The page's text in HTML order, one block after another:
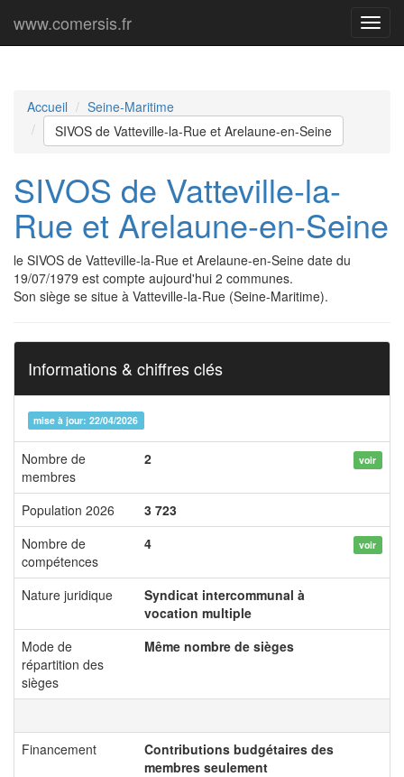
Menu
www.comersis.fr
Accueil
Seine-Maritime
SIVOS de Vatteville-la-Rue et Arelaune-en-Seine
SIVOS de Vatteville-la-
Rue et Arelaune-en-Seine
le SIVOS de Vatteville-la-Rue et Arelaune-en-Seine date du
19/07/1979 est compte aujourd'hui 2 communes.
Son siège se situe à Vatteville-la-Rue (Seine-Maritime).
Informations & chiffres clés
mise à jour: 22/04/2026
Nombre de
membres
2 voir
Population 2026
3 723
Nombre de
compétences
4 voir
Nature juridique
Syndicat intercommunal à
vocation multiple
Mode de
répartition des
sièges
Même nombre de sièges
Financement
Contributions budgétaires des
membres seulement